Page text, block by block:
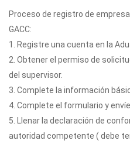
Proceso de registro de
GACC:
1. Registre una cuenta en la
2. Obtener el permiso de
del supervisor.
3. Complete la información
4. Complete el formulario y
5. Llenar la declaración de
autoridad competente ( debe